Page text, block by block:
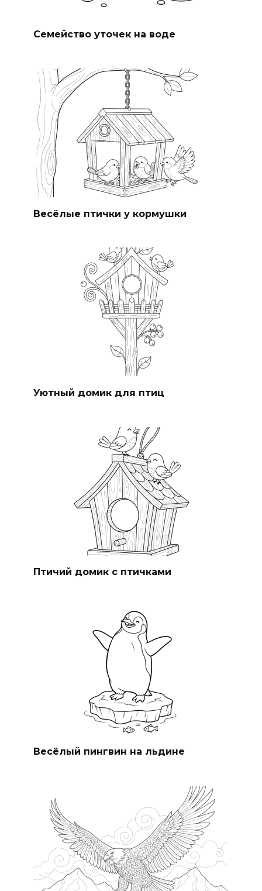
Семейство уточек на воде
Весёлые птички у кормушки
Уютный домик для птиц
Птичий домик с птичками
Весёлый пингвин на льдине